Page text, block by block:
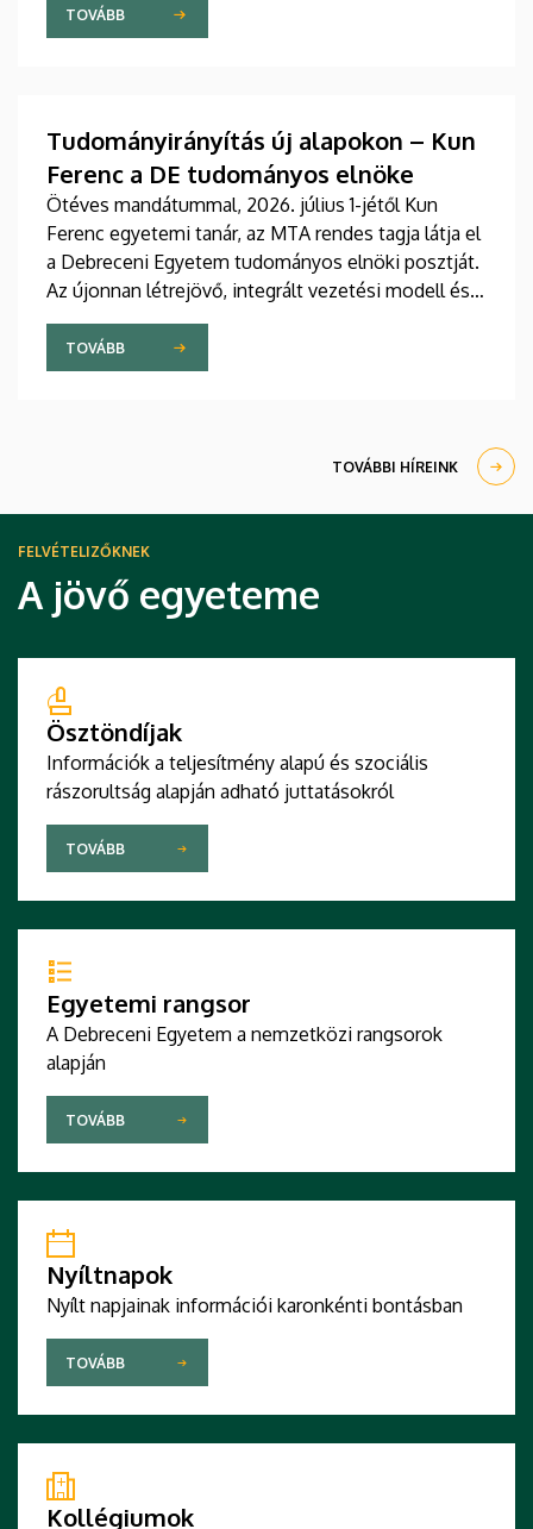
Debreceni Egyetem.
TOVÁBB
Tudományirányítás új alapokon – Kun
Ferenc a DE tudományos elnöke
Ötéves mandátummal, 2026. július 1-jétől Kun
Ferenc egyetemi tanár, az MTA rendes tagja látja el
a Debreceni Egyetem tudományos elnöki posztját.
Az újonnan létrejövő, integrált vezetési modell és a
fokozatosan kiépülő Tudományos Főigazgatóság
célja, hogy a nemzetközi versenyben új szintre
emelje az intézmény kutatási teljesítményét,
TOVÁBB
TOVÁBBI HÍREINK
FELVÉTELIZŐKNEK
A jövő egyeteme
Ösztöndíjak
Információk a teljesítmény alapú és szociális
rászorultság alapján adható juttatásokról
TOVÁBB
Egyetemi rangsor
A Debreceni Egyetem a nemzetközi rangsorok
alapján
TOVÁBB
Nyíltnapok
Nyílt napjainak információi karonkénti bontásban
TOVÁBB
Kollégiumok